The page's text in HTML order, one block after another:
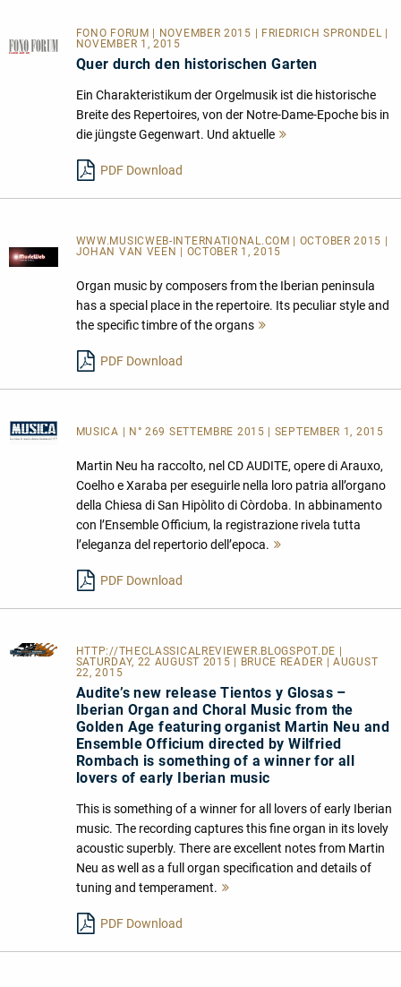
FONO FORUM | NOVEMBER 2015 | FRIEDRICH SPRONDEL |
NOVEMBER 1, 2015
Quer durch den historischen Garten
Ein Charakteristikum der Orgelmusik ist die historische
Breite des Repertoires, von der Notre-Dame-Epoche bis in
die jüngste Gegenwart. Und aktuelle
PDF Download
WWW.MUSICWEB-INTERNATIONAL.COM | OCTOBER 2015 |
JOHAN VAN VEEN | OCTOBER 1, 2015
Organ music by composers from the Iberian peninsula
has a special place in the repertoire. Its peculiar style and
the specific timbre of the organs
PDF Download
MUSICA | N° 269 SETTEMBRE 2015 | SEPTEMBER 1, 2015
Martin Neu ha raccolto, nel CD AUDITE, opere di Arauxo,
Coelho e Xaraba per eseguirle nella loro patria all’organo
della Chiesa di San Hipòlito di Còrdoba. In abbinamento
con l’Ensemble Officium, la registrazione rivela tutta
l’eleganza del repertorio dell’epoca.
PDF Download
HTTP://THECLASSICALREVIEWER.BLOGSPOT.DE
SATURDAY, 22 AUGUST 2015 | BRUCE READER | AUGUST
22, 2015
Audite’s new release Tientos y Glosas –
Iberian Organ and Choral Music from the
Golden Age featuring organist Martin Neu and
Ensemble Officium directed by Wilfried
Rombach is something of a winner for all
lovers of early Iberian music
This is something of a winner for all lovers of early Iberian
music. The recording captures this fine organ in its lovely
acoustic superbly. There are excellent notes from Martin
Neu as well as a full organ specification and details of
tuning and temperament.
PDF Download